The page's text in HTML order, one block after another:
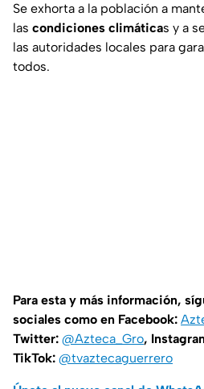
Se exhorta a la población a
las condiciones climáticas y a
las autoridades locales para
todos.
Para esta y más información,
sociales como en Facebook:
Twitter: @Azteca_Gro,
TikTok: @tvaztecaguerrero